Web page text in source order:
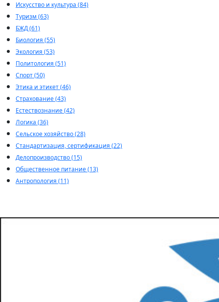
Искусство и культура (84)
Туризм (63)
БЖД (61)
Биология (55)
Экология (53)
Политология (51)
Спорт (50)
Этика и этикет (46)
Страхование (43)
Естествознание (42)
Логика (36)
Сельское хозяйство (28)
Стандартизация, сертификация (22)
Делопроизводство (15)
Общественное питание (13)
Антропология (11)